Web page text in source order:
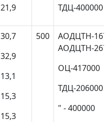
21,9
ТДЦ-400000
30,7
32,9
13,1
15,3
15,3
500
АОДЦТН-
АОДЦТН-
ОЦ-417000
ТДЦ-206000
" - 400000